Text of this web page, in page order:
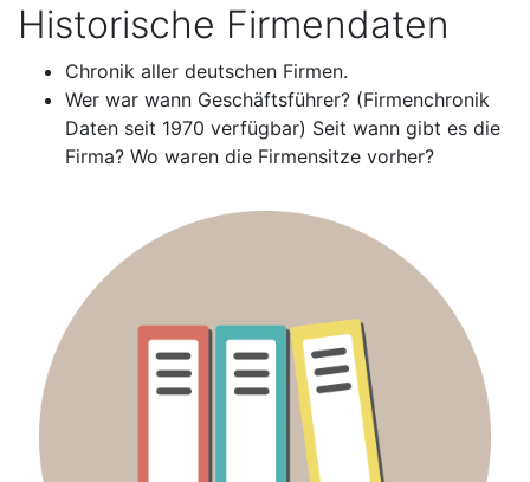
Historische Firmendaten
Chronik aller deutschen Firmen.
Wer war wann Geschäftsführer? (Firmenchronik
Daten seit 1970 verfügbar) Seit wann gibt es die
Firma? Wo waren die Firmensitze vorher?